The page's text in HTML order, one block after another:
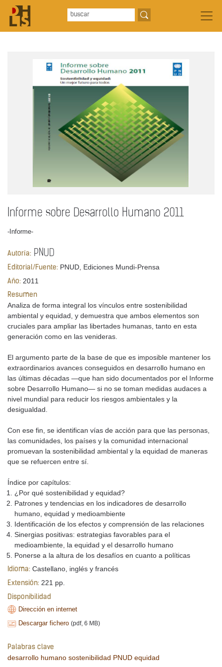
Informe sobre Desarrollo Humano 2011
-Informe-
Autoría: PNUD
Editorial/Fuente: PNUD, Ediciones Mundi-Prensa
Año: 2011
Resumen
Analiza de forma integral los vínculos entre sostenibilidad
ambiental y equidad, y demuestra que ambos elementos son
cruciales para ampliar las libertades humanas, tanto en esta
generación como en las venideras.
El argumento parte de la base de que es imposible mantener los
extraordinarios avances conseguidos en desarrollo humano en
las últimas décadas —que han sido documentados por el Informe
sobre Desarrollo Humano— si no se toman medidas audaces a
nivel mundial para reducir los riesgos ambientales y la
desigualdad.
Con ese fin, se identifican vías de acción para que las personas,
las comunidades, los países y la comunidad internacional
promuevan la sostenibilidad ambiental y la equidad de maneras
que se refuercen entre sí.
Índice por capítulos:
¿Por qué sostenibilidad y equidad?
Patrones y tendencias en los indicadores de desarrollo
humano, equidad y medioambiente
Identificación de los efectos y comprensión de las relaciones
Sinergias positivas: estrategias favorables para el
medioambiente, la equidad y el desarrollo humano
Ponerse a la altura de los desafíos en cuanto a políticas
Idioma: Castellano, inglés y francés
Extensión: 221 pp.
Disponibilidad
Dirección en internet
Descargar fichero (pdf, 6 MB)
Palabras clave
desarrollo humano sostenibilidad PNUD equidad